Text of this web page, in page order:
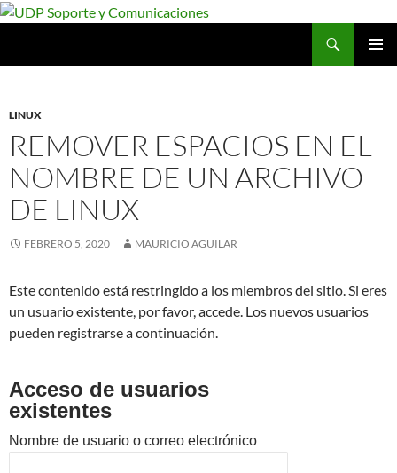
Saltar
LINUX
REMOVER ESPACIOS EN EL
NOMBRE DE UN ARCHIVO
DE LINUX
FEBRERO 5, 2020 MAURICIO AGUILAR
Este contenido está restringido a los miembros del sitio. Si eres
un usuario existente, por favor, accede. Los nuevos usuarios
pueden registrarse a continuación.
Acceso de usuarios
existentes
Nombre de usuario o correo electrónico